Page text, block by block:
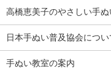
高橋恵美子のやさしい手ぬ
日本手ぬい普及協会につい
手ぬい教室の案内